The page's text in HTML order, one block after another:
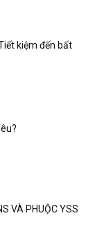
kiệm đến bất
VÀ PHUỘC YSS